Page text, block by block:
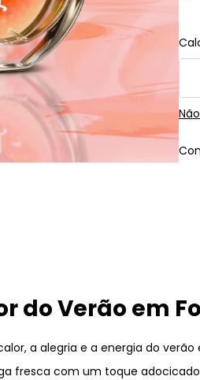
do Verão em
a alegria e a energia do
fresca com um toque